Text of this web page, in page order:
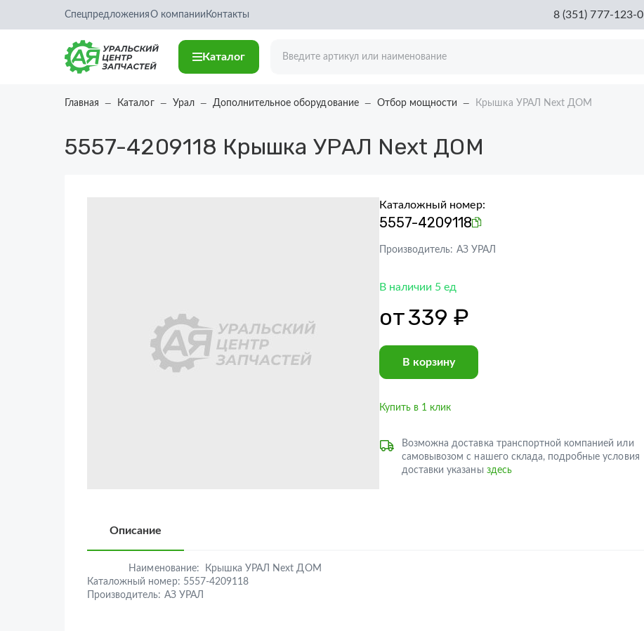
СпецпредложенияО компании Контакты 8 (351) 777-123-0
Каталог
Главная Каталог Урал Дополнительное оборудование Отбор мощности Крышка УРАЛ Next ДОМ
5557-4209118 Крышка УРАЛ Next ДОМ
Каталожный номер:
5557-4209118
Производитель: АЗ УРАЛ
В наличии 5 ед
от339 ₽
В корзину
Купить в 1 клик
Возможна доставка транспортной компанией или
самовывозом с нашего склада, подробные условия
доставки указаны здесь
Описание
Наименование:
Крышка УРАЛ Next ДОМ
Каталожный номер: 5557-4209118
Производитель: АЗ УРАЛ